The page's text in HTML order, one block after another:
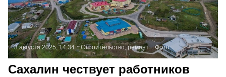
8 августа 2025, 14:34 Строительство, ремонт Фото:
Сахалин чествует работников